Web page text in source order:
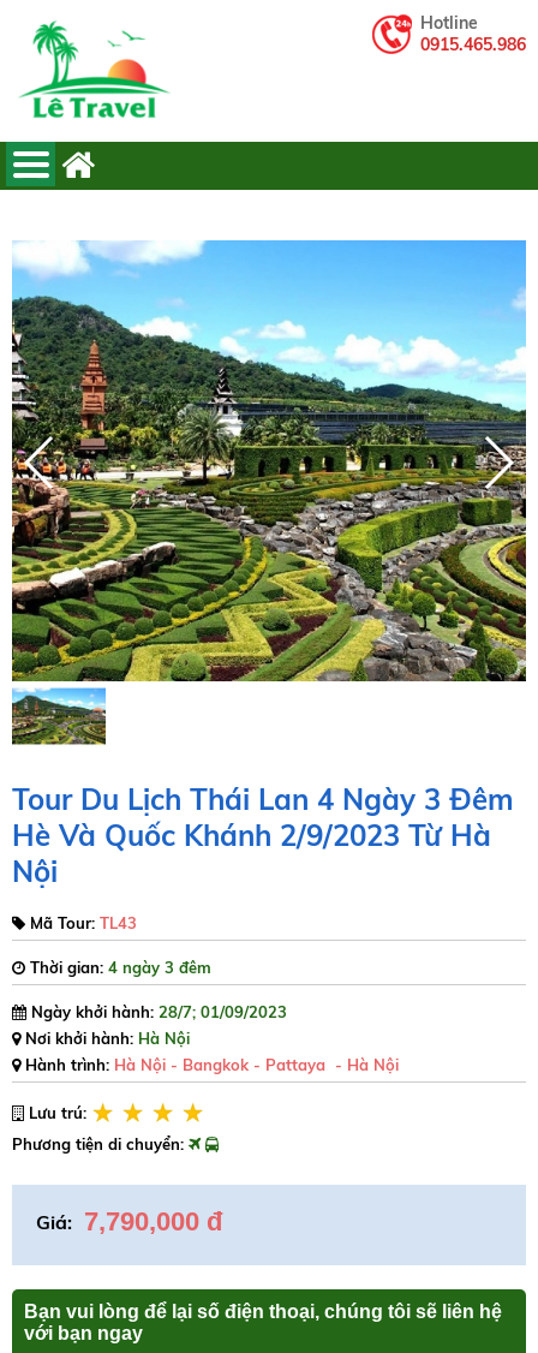
Hotline
0915.465.986
Tour Du Lịch Thái Lan 4 Ngày 3 Đêm
Hè Và Quốc Khánh 2/9/2023 Từ Hà
Nội
Mã Tour: TL43
Thời gian: 4 ngày 3 đêm
Ngày khởi hành: 28/7; 01/09/2023
Nơi khởi hành: Hà Nội
Hành trình: Hà Nội - Bangkok - Pattaya - Hà Nội
Lưu trú:
Phương tiện di chuyển:
Giá: 7,790,000 đ
Bạn vui lòng để lại số điện thoại, chúng tôi sẽ liên hệ
với bạn ngay